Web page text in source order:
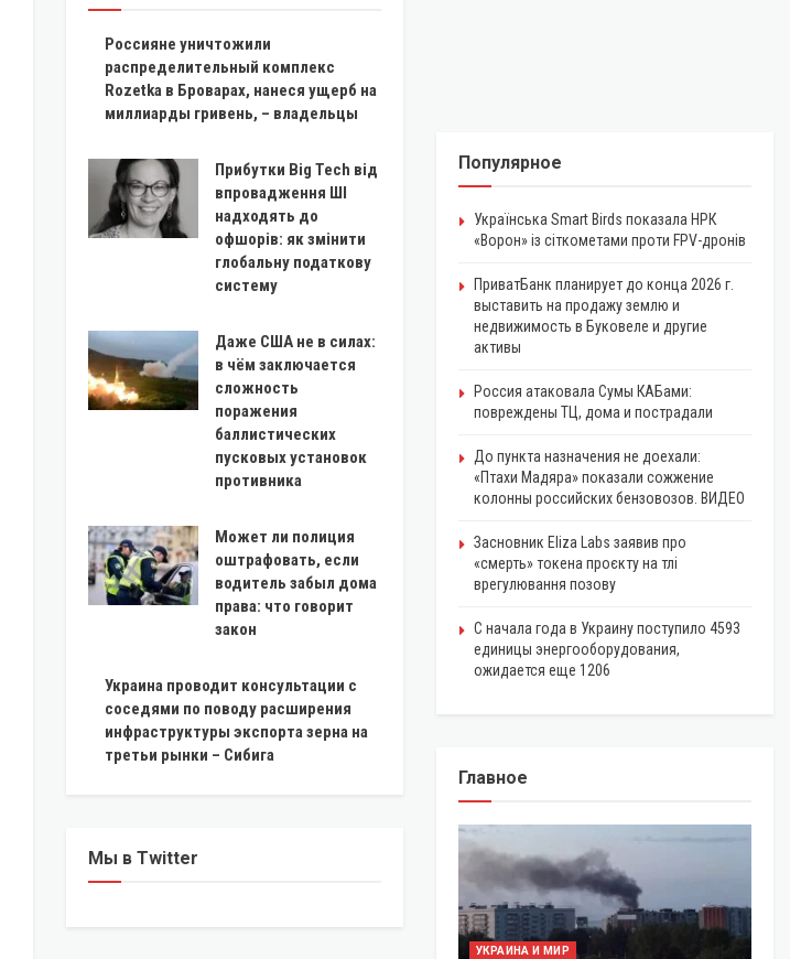
Россияне уничтожили
распределительный комплекс
Rozetka в Броварах, нанеся ущерб на
миллиарды гривень, – владельцы
Прибутки Big Tech від
впровадження ШІ
надходять до
офшорів: як змінити
глобальну податкову
систему
Даже США не в силах:
в чём заключается
сложность
поражения
баллистических
пусковых установок
противника
Может ли полиция
оштрафовать, если
водитель забыл дома
права: что говорит
закон
Украина проводит консультации с
соседями по поводу расширения
инфраструктуры экспорта зерна на
третьи рынки – Сибига
Мы в Twitter
Популярное
Українська Smart Birds показала НРК
«Ворон» із сіткометами проти FPV-дронів
ПриватБанк планирует до конца 2026 г.
выставить на продажу землю и
недвижимость в Буковеле и другие
активы
Россия атаковала Сумы КАБами:
повреждены ТЦ, дома и пострадали
До пункта назначения не доехали:
«Птахи Мадяра» показали сожжение
колонны российских бензовозов. ВИДЕО
Засновник Eliza Labs заявив про
«смерть» токена проєкту на тлі
врегулювання позову
С начала года в Украину поступило 4593
единицы энергооборудования,
ожидается еще 1206
Главное
УКРАИНА И МИР